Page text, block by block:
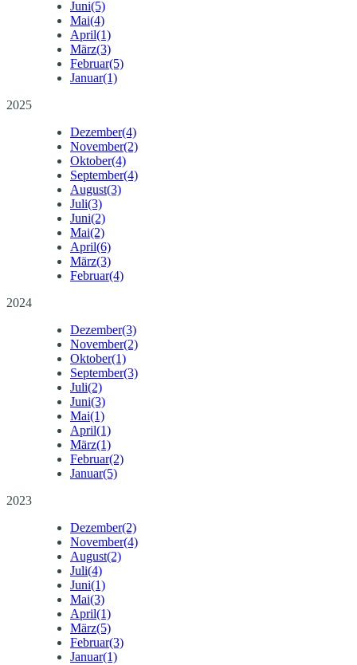
Juni(5)
Mai(4)
April(1)
März(3)
Februar(5)
Januar(1)
2025
Dezember(4)
November(2)
Oktober(4)
September(4)
August(3)
Juli(3)
Juni(2)
Mai(2)
April(6)
März(3)
Februar(4)
2024
Dezember(3)
November(2)
Oktober(1)
September(3)
Juli(2)
Juni(3)
Mai(1)
April(1)
März(1)
Februar(2)
Januar(5)
2023
Dezember(2)
November(4)
August(2)
Juli(4)
Juni(1)
Mai(3)
April(1)
März(5)
Februar(3)
Januar(1)